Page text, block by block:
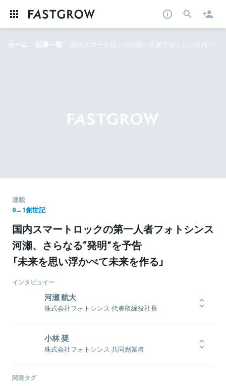
ホーム 記事一覧 国内スマートロックの第一人者フォトシンス河瀬、さらなる“発明”を予告 「未来を思い浮かべて未来を作る」
連載
0→1創世記
国内スマートロックの第一人者フォトシンス
河瀬、さらなる“発明”を予告
「未来を思い浮かべて未来を作る」
インタビュイー
河瀬 航大
株式会社フォトシンス 代表取締役社長
社ガイアックスに入社。ソーシャルメディアを活用したマーケティ
ングの最前線で、企業に企画・解析等のコンサルティングを行う。
また2013年にはネット選挙の事業責任者として、多数のTV出演・講
社）」執筆。2014年、株式会社フォトシンスを創業、代表取締役社長
小林 奨
株式会社フォトシンス 共同創業者
関連タグ